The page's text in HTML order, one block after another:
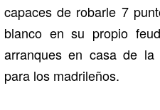
capaces de robarle 7
blanco en su propio
arranques en casa de la
para los madrileños.